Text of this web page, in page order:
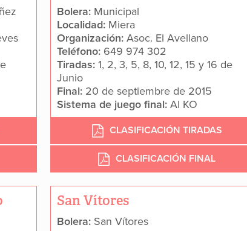
Bolera: Municipal
Localidad: Miera
Organización: Asoc. El Avellano
Teléfono: 649 974 302
Tiradas: 1, 2, 3, 5, 8, 10, 12, 15 y 16 de
Junio
Final: 20 de septiembre de 2015
Sistema de juego final: Al KO
CLASIFICACIÓN TIRADAS
CLASIFICACIÓN FINAL
San Vítores
Bolera: San Vítores